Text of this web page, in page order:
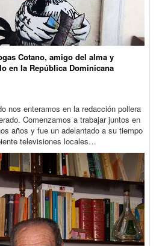
Cotano, amigo del alma y
en la República Dominicana
enteramos en la redacción pollera
Comenzamos a trabajar juntos en
años y fue un adelantado a su tiempo
televisiones locales…